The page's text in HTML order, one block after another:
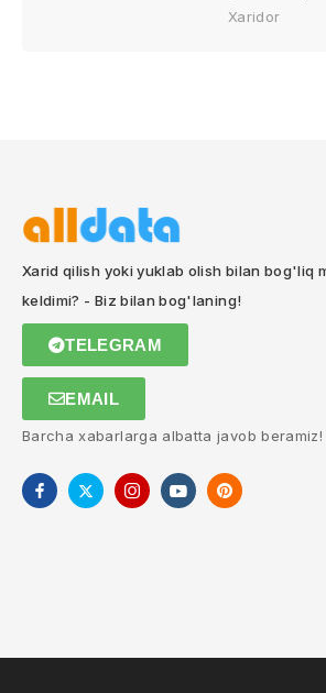
Xaridor
Xarid qilish yoki yuklab olish bilan bog'liq
keldimi? - Biz bilan bog'laning!
TELEGRAM
EMAIL
Barcha xabarlarga albatta javob beramiz!